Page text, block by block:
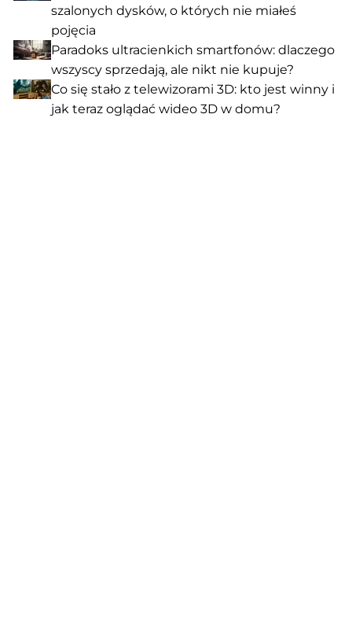
szalonych dysków, o których nie miałeś
pojęcia
Paradoks ultracienkich smartfonów: dlaczego
wszyscy sprzedają, ale nikt nie kupuje?
Co się stało z telewizorami 3D: kto jest winny i
jak teraz oglądać wideo 3D w domu?